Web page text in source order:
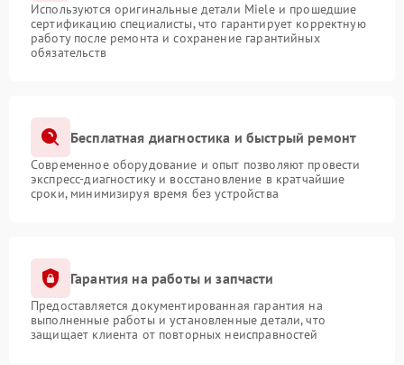
Используются оригинальные детали Miele и прошедшие
сертификацию специалисты, что гарантирует корректную
работу после ремонта и сохранение гарантийных
обязательств
Бесплатная диагностика и быстрый ремонт
Современное оборудование и опыт позволяют провести
экспресс-диагностику и восстановление в кратчайшие
сроки, минимизируя время без устройства
Гарантия на работы и запчасти
Предоставляется документированная гарантия на
выполненные работы и установленные детали, что
защищает клиента от повторных неисправностей